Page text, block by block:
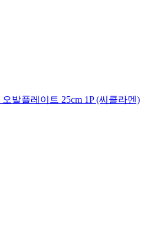
발플레이트 25cm 1P (씨클라멘)